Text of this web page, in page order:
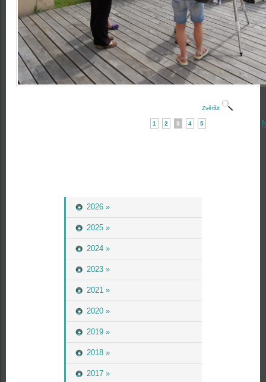
2026 »
2025 »
2024 »
2023 »
2021 »
2020 »
2019 »
2018 »
2017 »
Zvětšit
1 2 3 4 5